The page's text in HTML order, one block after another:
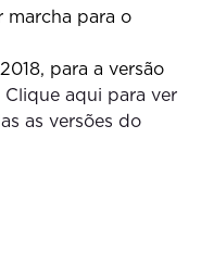
marcha para o
para a versão
Clique aqui para ver
as versões do